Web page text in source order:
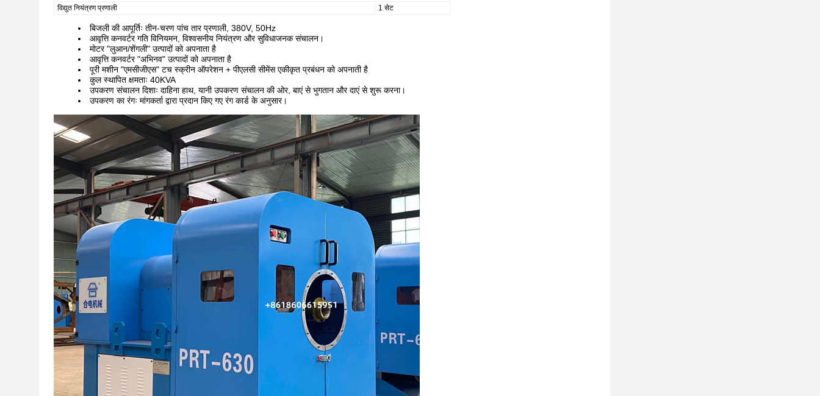
विद्युत नियंत्रण प्रणाली
1 सेट
बिजली की आपूर्तिः तीन-चरण पांच तार प्रणाली, 380V, 50Hz
आवृत्ति कनवर्टर गति विनियमन, विश्वसनीय नियंत्रण और सुविधाजनक संचालन।
मोटर "लुआन/शेंगली" उत्पादों को अपनाता है
आवृत्ति कनवर्टर "अभिनव" उत्पादों को अपनाता है
पूरी मशीन "एमसीजीएस" टच स्क्रीन ऑपरेशन + पीएलसी सीमेंस एकीकृत प्रबंधन को अपनाती है
कुल स्थापित क्षमताः 40KVA
उपकरण संचालन दिशाः दाहिना हाथ, यानी उपकरण संचालन की ओर, बाएं से भुगतान और दाएं से शुरू करना।
उपकरण का रंगः मांगकर्ता द्वारा प्रदान किए गए रंग कार्ड के अनुसार।